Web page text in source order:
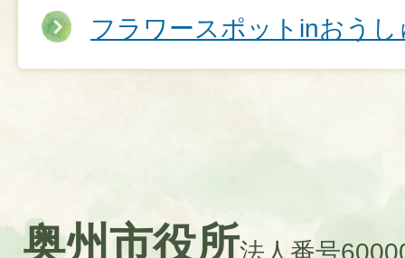
フラワースポットinおうし
奥州市役所法人番号